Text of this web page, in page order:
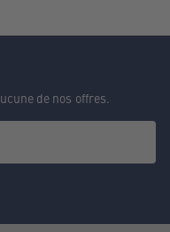
de nos offres.